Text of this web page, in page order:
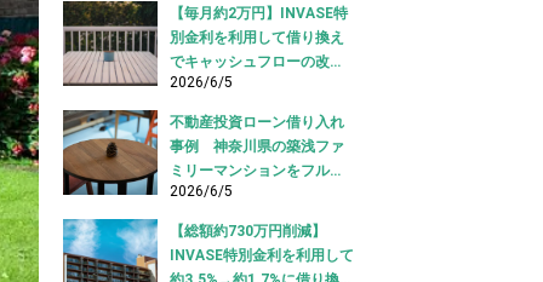
【毎月約2万円】INVASE特
別金利を利用して借り換え
でキャッシュフローの改善
に成功！｜東京都江東区
【不動産投資ローン 借り換
え事例】
2026/6/5
不動産投資ローン借り入れ
事例 神奈川県の築浅ファ
ミリーマンションをフルロ
ーンで借り入れ成功【不動
産投資ローン借り入れ事
例】
2026/6/5
【総額約730万円削減】
INVASE特別金利を利用して